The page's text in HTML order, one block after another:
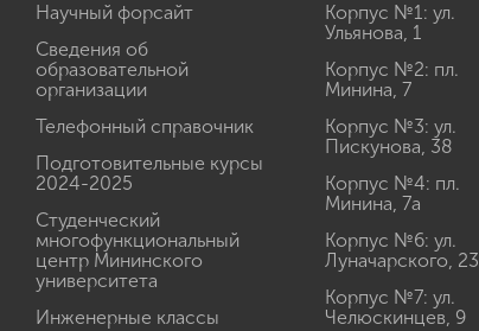
Научный форсайт
Сведения об
образовательной
организации
Телефонный справочник
Подготовительные курсы
2024-2025
Студенческий
многофункциональный
центр Мининского
университета
Инженерные классы
Корпус №1: ул.
Ульянова, 1
Корпус №2: пл.
Минина, 7
Корпус №3: ул.
Пискунова, 38
Корпус №4: пл.
Минина, 7а
Корпус №6: ул.
Луначарского, 23
Корпус №7: ул.
Челюскинцев, 9